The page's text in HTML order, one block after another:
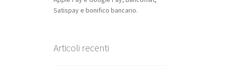
Satispay e bonifico bancario.
Articoli recenti